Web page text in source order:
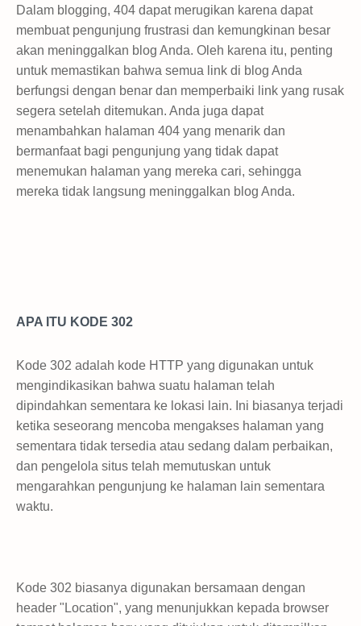
Dalam blogging, 404 dapat merugikan karena dapat
membuat pengunjung frustrasi dan kemungkinan besar
akan meninggalkan blog Anda. Oleh karena itu, penting
untuk memastikan bahwa semua link di blog Anda
berfungsi dengan benar dan memperbaiki link yang rusak
segera setelah ditemukan. Anda juga dapat
menambahkan halaman 404 yang menarik dan
bermanfaat bagi pengunjung yang tidak dapat
menemukan halaman yang mereka cari, sehingga
mereka tidak langsung meninggalkan blog Anda.
APA ITU KODE 302
Kode 302 adalah kode HTTP yang digunakan untuk
mengindikasikan bahwa suatu halaman telah
dipindahkan sementara ke lokasi lain. Ini biasanya terjadi
ketika seseorang mencoba mengakses halaman yang
sementara tidak tersedia atau sedang dalam perbaikan,
dan pengelola situs telah memutuskan untuk
mengarahkan pengunjung ke halaman lain sementara
waktu.
Kode 302 biasanya digunakan bersamaan dengan
header "Location", yang menunjukkan kepada browser